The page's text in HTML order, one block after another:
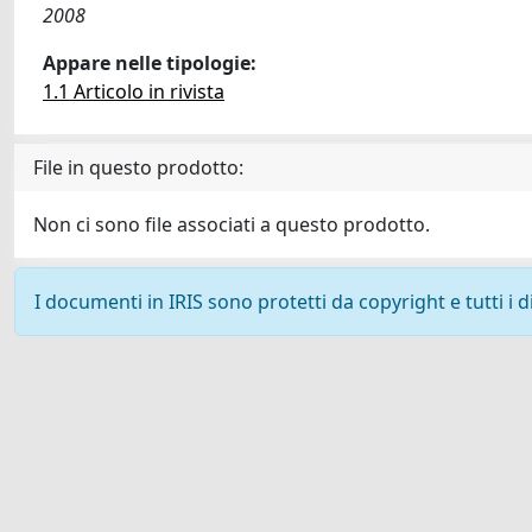
2008
Appare nelle tipologie:
1.1 Articolo in rivista
File in questo prodotto:
Non ci sono file associati a questo prodotto.
I documenti in IRIS sono protetti da copyright e tutti i